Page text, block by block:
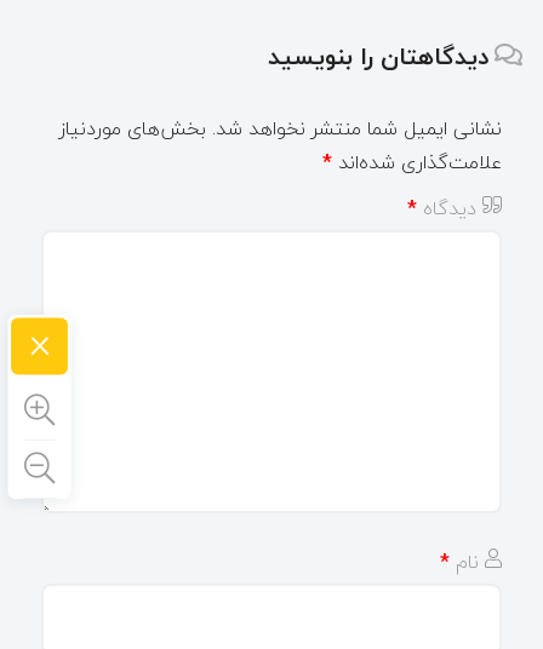
دیدگاهتان را بنویسید
نشانی ایمیل شما منتشر نخواهد شد. بخش‌های موردنیاز
علامت‌گذاری شده‌اند *
دیدگاه *
نام *
×